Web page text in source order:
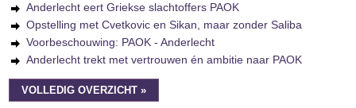
Anderlecht eert Griekse slachtoffers PAOK
Opstelling met Cvetkovic en Sikan, maar zonder Saliba
Voorbeschouwing: PAOK - Anderlecht
Anderlecht trekt met vertrouwen én ambitie naar PAOK
VOLLEDIG OVERZICHT »